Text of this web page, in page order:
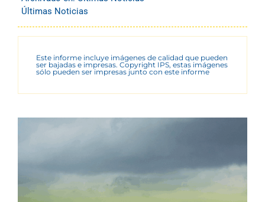
Últimas Noticias
Este informe incluye imágenes de calidad que pueden
ser bajadas e impresas. Copyright IPS, estas imágenes
sólo pueden ser impresas junto con este informe